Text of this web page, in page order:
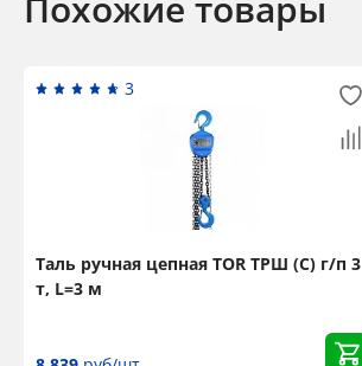
3
Таль ручная цепная TOR ТРШ (С) г/п 3
т, L=3 м